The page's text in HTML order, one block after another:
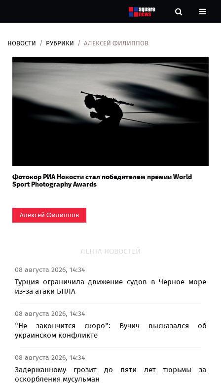
Рубрики
Контакты
НОВОСТИ РУБРИКИ АЛЕКСЕЙ ФИЛИППОВ
Фотокор РИА Новости стал победителем премии World
Sport Photography Awards
Алексей Филиппов
ЛЕНТА НОВОСТЕЙ
08 августа 2026, 14:34
Турция ограничила движение судов в Черное море
из-за атаки БПЛА
08 августа 2026, 14:34
"Не закончится скоро": Вучич высказался об
украинском конфликте
08 августа 2026, 14:34
Задержанному грозит до пяти лет тюрьмы за
оскорбления мусульман